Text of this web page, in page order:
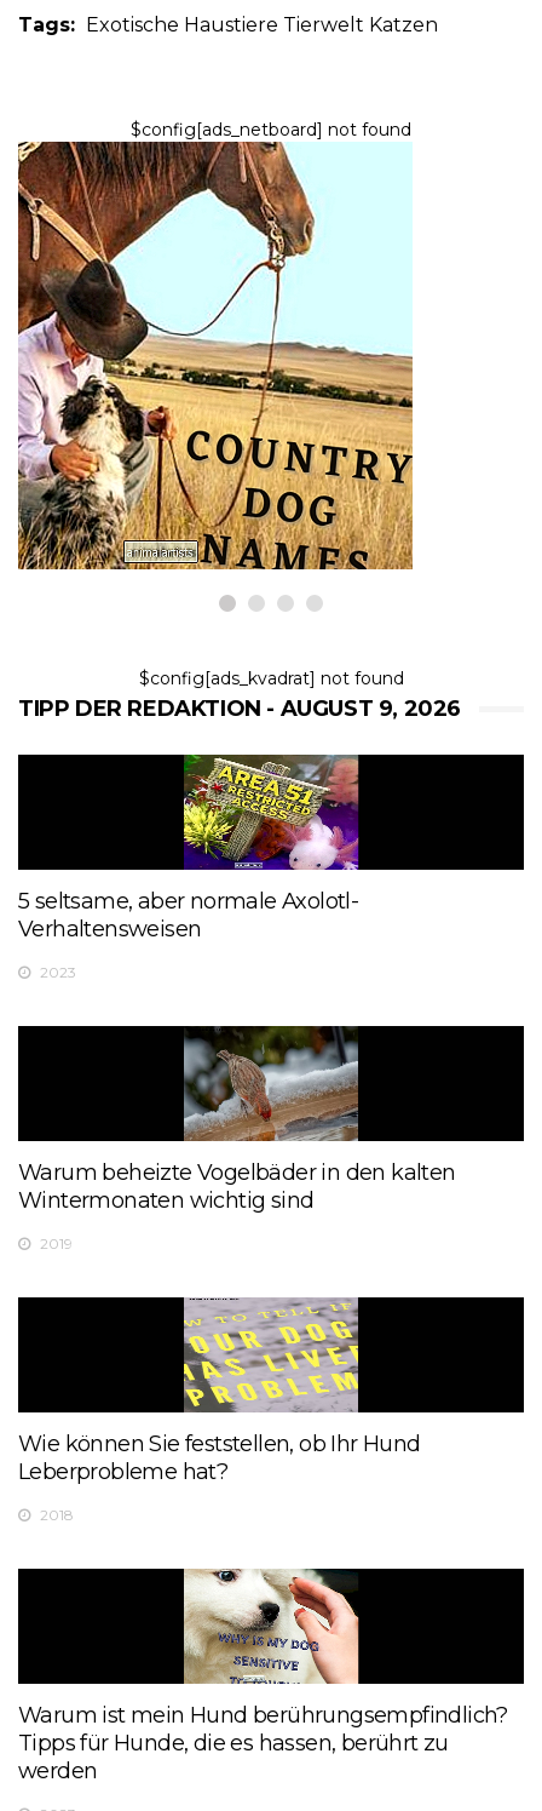
Tags: Exotische Haustiere Tierwelt Katzen
$config[ads_netboard] not found
HUNDE
Über 400 Ländernamen für
Hunde (mit Bedeutungen)
9,2026
$config[ads_kvadrat] not found
TIPP DER REDAKTION - AUGUST 9, 2026
5 seltsame, aber normale Axolotl-
Verhaltensweisen
2023
Warum beheizte Vogelbäder in den kalten
Wintermonaten wichtig sind
2019
Wie können Sie feststellen, ob Ihr Hund
Leberprobleme hat?
2018
Warum ist mein Hund berührungsempfindlich?
Tipps für Hunde, die es hassen, berührt zu
werden